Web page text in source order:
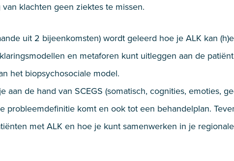
klachten geen ziektes te missen.
uit 2 bijeenkomsten) wordt geleerd hoe je ALK kan
en metaforen kunt uitleggen aan de
het biopsychosociale model.
aan de hand van SCEGS (somatisch, cognities, emoties,
probleemdefinitie komt en ook tot een behandelplan.
met ALK en hoe je kunt samenwerken in je